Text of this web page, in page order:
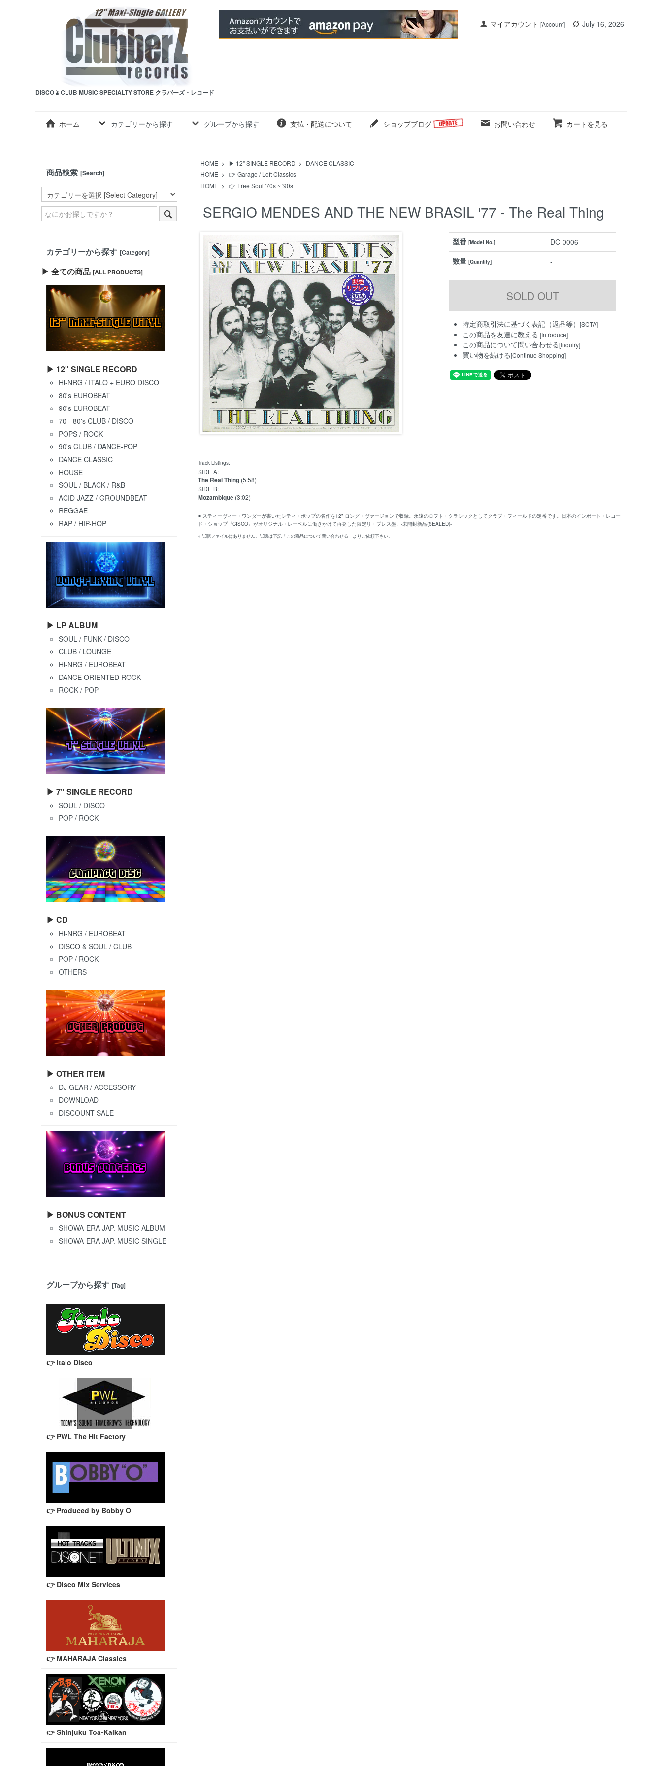
マイアカウント [Account] July 16, 2026
DISCO ≧ CLUB MUSIC SPECIALTY STORE クラバーズ・レコード
ホーム カテゴリーから探す グループから探す 支払・配送について ショップブログ お問い合わせ カートを見る
HOME > ▶ 12" SINGLE RECORD > DANCE CLASSIC
HOME > 👉 Garage / Loft Classics
HOME > 👉 Free Soul '70s ~ '90s
SERGIO MENDES AND THE NEW BRASIL '77 - The Real Thing
型番[Model No.]
DC-0006
数量[Quantity] -
特定商取引法に基づく表記（返品等）[SCTA]
この商品を友達に教える [Introduce]
この商品について問い合わせる[Inquiry]
買い物を続ける[Continue Shopping]
Track Listings:
SIDE A:
The Real Thing (5:58)
SIDE B:
Mozambique (3:02)
■ スティーヴィー・ワンダーが書いたシティ・ポップの名作を12" ロング・ヴァージョンで収録。永遠のロフト・クラシックとしてクラブ・フィールドの定番です。日本のインポート・レコー
ド・ショップ『CISCO』がオリジナル・レーベルに働きかけて再発した限定リ・プレス盤。-未開封新品(SEALED)-
※ 試聴ファイルはありません。試聴は下記「この商品について問い合わせる」よりご依頼下さい。
商品検索 [Search]
カテゴリーから探す [Category]
▶ 全ての商品 [ALL PRODUCTS]
▶ 12" SINGLE RECORD
Hi-NRG / ITALO + EURO DISCO
80's EUROBEAT
90's EUROBEAT
70 - 80's CLUB / DISCO
POPS / ROCK
90's CLUB / DANCE-POP
DANCE CLASSIC
HOUSE
SOUL / BLACK / R&B
ACID JAZZ / GROUNDBEAT
REGGAE
RAP / HIP-HOP
▶ LP ALBUM
SOUL / FUNK / DISCO
CLUB / LOUNGE
Hi-NRG / EUROBEAT
DANCE ORIENTED ROCK
ROCK / POP
▶ 7" SINGLE RECORD
SOUL / DISCO
POP / ROCK
▶ CD
Hi-NRG / EUROBEAT
DISCO & SOUL / CLUB
POP / ROCK
OTHERS
▶ OTHER ITEM
DJ GEAR / ACCESSORY
DOWNLOAD
DISCOUNT-SALE
▶ BONUS CONTENT
SHOWA-ERA JAP. MUSIC ALBUM
SHOWA-ERA JAP. MUSIC SINGLE
グループから探す [Tag]
👉 Italo Disco
👉 PWL The Hit Factory
👉 Produced by Bobby O
👉 Disco Mix Services
👉 MAHARAJA Classics
👉 Shinjuku Toa-Kaikan